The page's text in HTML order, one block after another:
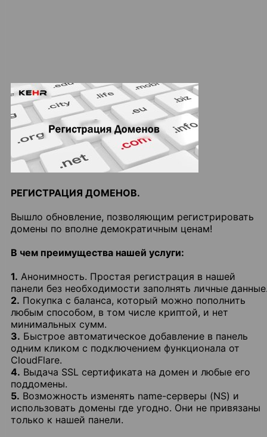
РЕГИСТРАЦИЯ ДОМЕНОВ.
Вышло обновление, позволяющим регистрировать
домены по вполне демократичным ценам!
В чем преимущества нашей услуги:
1. Анонимность. Простая регистрация в нашей
панели без необходимости заполнять личные
2. Покупка с баланса, который можно пополнить
любым способом, в том числе криптой, и нет
минимальных сумм.
3. Быстрое автоматическое добавление в панель
одним кликом с подключением функционала от
CloudFlare.
4. Выдача SSL сертификата на домен и любые его
поддомены.
5. Возможность изменять name-серверы (NS) и
использовать домены где угодно. Они не привязаны
только к нашей панели.